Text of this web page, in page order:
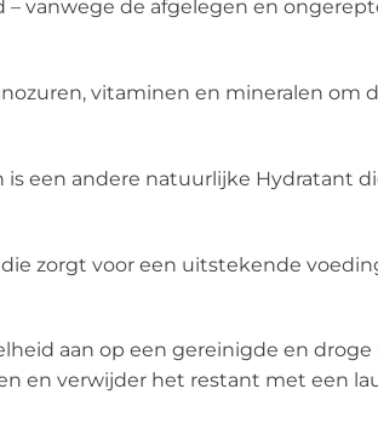
– vanwege de afgelegen en
vitaminen en mineralen
is een andere natuurlijke Hydratant
zorgt voor een uitstekende
aan op een gereinigde en
en verwijder het restant met een